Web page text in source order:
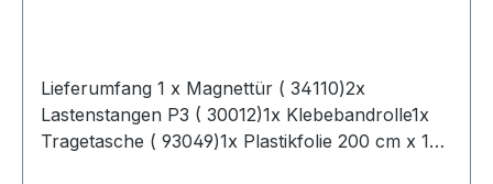
Lieferumfang 1 x Magnettür ( 34110)2x
Lastenstangen P3 ( 30012)1x Klebebandrolle1x
Tragetasche ( 93049)1x Plastikfolie 200 cm x 125